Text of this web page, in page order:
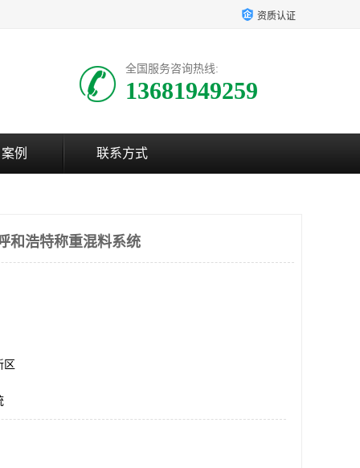
资质认证
全国服务咨询热线:
13681949259
例 联系方式
和浩特称重混料系统
区